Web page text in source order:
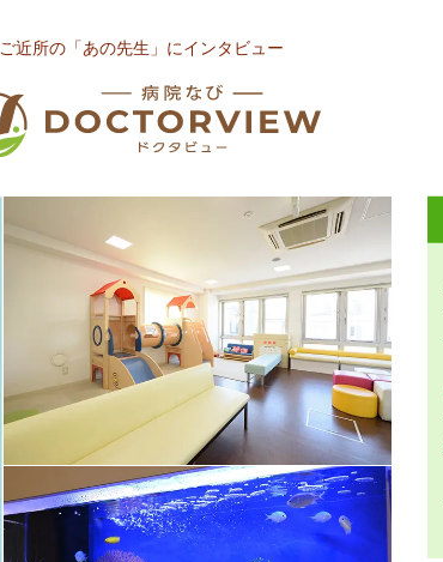
ご近所の「あの先生」にインタビュー